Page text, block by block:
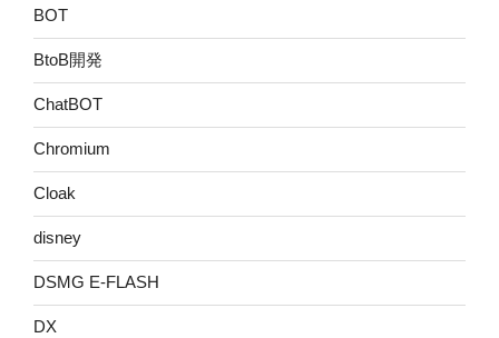
BOT
BtoB開発
ChatBOT
Chromium
Cloak
disney
DSMG E-FLASH
DX